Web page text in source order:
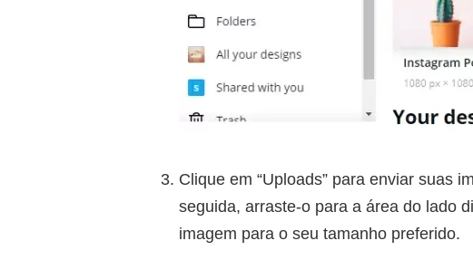
Clique em “Uploads” para enviar suas
seguida, arraste-o para a área do lado
imagem para o seu tamanho preferido.